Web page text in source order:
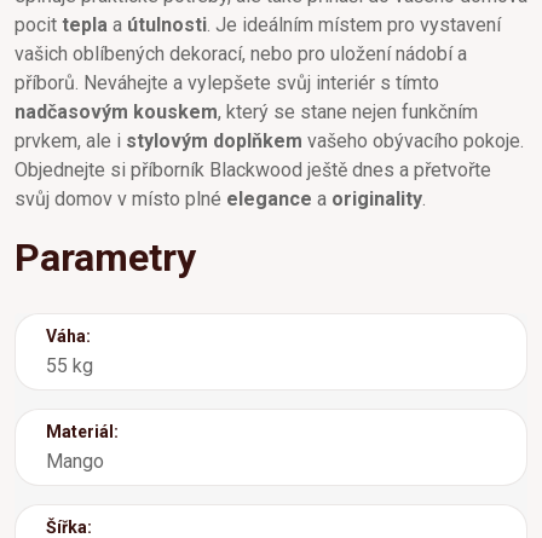
pocit tepla a útulnosti . Je ideálním místem pro vystavení
vašich oblíbených dekorací, nebo pro uložení nádobí a
příborů. Neváhejte a vylepšete svůj interiér s tímto
nadčasovým kouskem, který se stane nejen funkčním
prvkem, ale i stylovým doplňkem vašeho obývacího pokoje.
Objednejte si příborník Blackwood ještě dnes a přetvořte
svůj domov v místo plné elegance a originality
Parametry
Váha:
55 kg
Materiál:
Mango
Šířka: